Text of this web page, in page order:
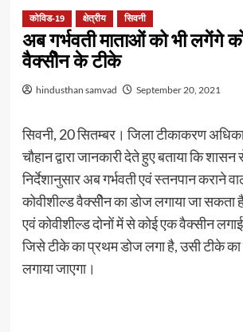
कोविड-19 क्षेत्रीय सिवनी
अब गर्भवती माताओं को भी लगेंगे
वैक्सीेन के टीके
hindusthan samvad September 20, 2021
सिवनी, 20 सितम्बर। जिला टीकाकरण
चौहान द्वारा जानकारी देते हुए बताया कि शासन
निर्देशानुसार अब गर्भवती एवं स्तनपान कराने
कोवीशील्ड वैक्सीेन का डोज लगाया जा सकता
एवं कोवीशील्ड दोनों में से कोई एक वैक्सीन
जिसे टीके का प्रथम डोज लगा है, उसी टीके का
लगाया जाएगा।